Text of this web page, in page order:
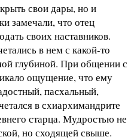
свои дары, но и
замечали, что отец
своих наставников.
в нем с какой-то
глубиной. При общении с
ощущение, что ему
пасхальный,
в схиархимандрите
старца. Мудростью не
но сходящей свыше.